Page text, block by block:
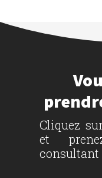
Cliquez
et